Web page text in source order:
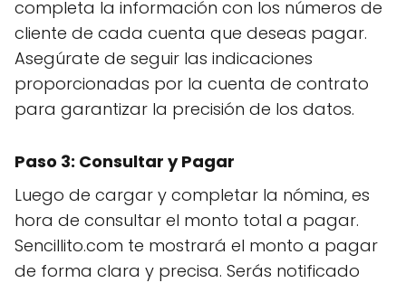
completa la información con los números de
cliente de cada cuenta que deseas pagar.
Asegúrate de seguir las indicaciones
proporcionadas por la cuenta de contrato
para garantizar la precisión de los datos.
Paso 3: Consultar y Pagar
Luego de cargar y completar la nómina, es
hora de consultar el monto total a pagar.
Sencillito.com te mostrará el monto a pagar
de forma clara y precisa. Serás notificado